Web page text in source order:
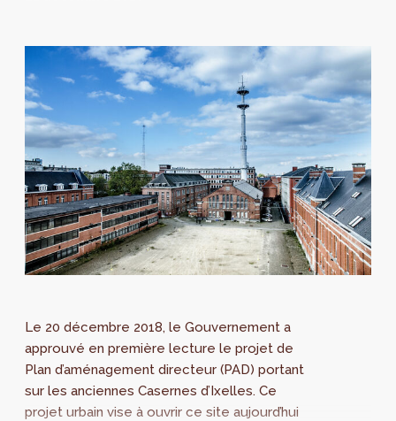
Le 20 décembre 2018, le Gouvernement a
approuvé en première lecture le projet de
Plan d’aménagement directeur (PAD) portant
sur les anciennes Casernes d’Ixelles. Ce
projet urbain vise à ouvrir ce site aujourd’hui